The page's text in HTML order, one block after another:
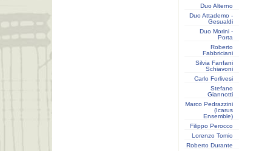
Duo Alterno
Duo Attademo -
Gesualdi
Duo Morini -
Porta
Roberto
Fabbriciani
Silvia Fanfani
Schiavoni
Carlo Forlivesi
Stefano
Giannotti
Marco Pedrazzini
(Icarus
Ensemble)
Filippo Perocco
Lorenzo Tomio
Roberto Durante